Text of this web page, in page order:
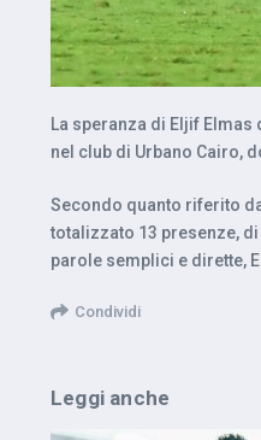
La speranza di Eljif
nel club di Urbano Cairo,
Secondo quanto riferito
totalizzato 13 presenze,
parole semplici e dirette,
Condividi
Leggi anche